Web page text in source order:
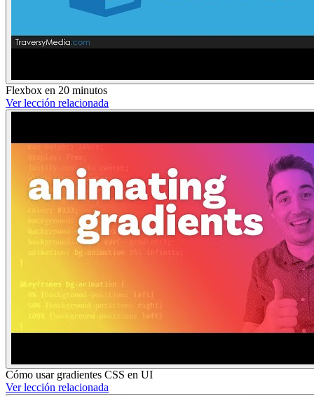
Flexbox en 20 minutos
Ver lección relacionada
Cómo usar gradientes CSS en UI
Ver lección relacionada